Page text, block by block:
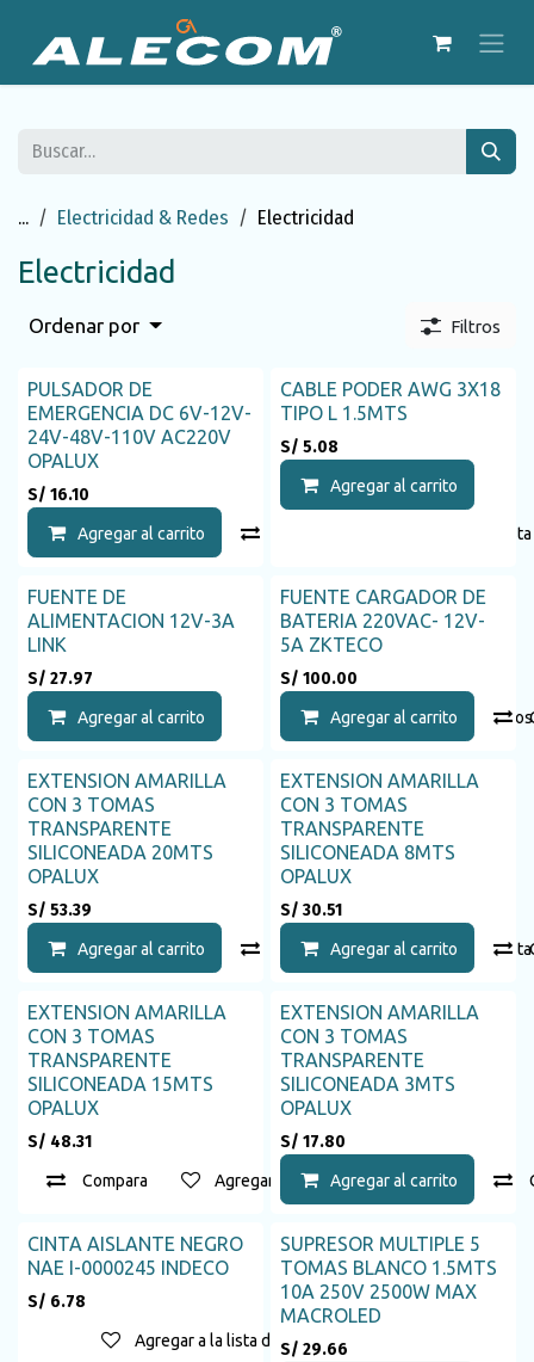
... Electricidad & Redes Electricidad
Electricidad
Ordenar por Filtros
PULSADOR DE
EMERGENCIA DC 6V-12V-
24V-48V-110V AC220V
OPALUX
S/ 16.10
Agregar al carrito Agregar a la
CABLE PODER AWG 3X18
TIPO L 1.5MTS
S/ 5.08
Agregar al carrito
FUENTE DE
ALIMENTACION 12V-3A
LINK
S/ 27.97
Agregar al carrito Agregar a la lista de deseos
FUENTE CARGADOR DE
BATERIA 220VAC- 12V-
5A ZKTECO
S/ 100.00
Agregar al carrito
EXTENSION AMARILLA
CON 3 TOMAS
TRANSPARENTE
SILICONEADA 20MTS
OPALUX
S/ 53.39
Agregar al carrito Compara Agregar a la
EXTENSION AMARILLA
CON 3 TOMAS
TRANSPARENTE
SILICONEADA 8MTS
OPALUX
S/ 30.51
Agregar al carrito
Agotado
EXTENSION AMARILLA
CON 3 TOMAS
TRANSPARENTE
SILICONEADA 15MTS
OPALUX
S/ 48.31
Compara Agregar a la lista de deseos
EXTENSION AMARILLA
CON 3 TOMAS
TRANSPARENTE
SILICONEADA 3MTS
OPALUX
S/ 17.80
Agregar al carrito
Agotado
CINTA AISLANTE NEGRO
NAE I-0000245 INDECO
S/ 6.78
Agregar a la lista de deseos
SUPRESOR MULTIPLE 5
TOMAS BLANCO 1.5MTS
10A 250V 2500W MAX
MACROLED
S/ 29.66